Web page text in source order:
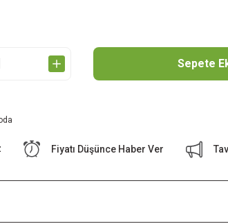
Sepete
Fiyatı Düşünce Haber Ver